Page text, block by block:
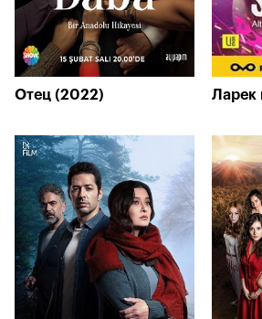
Отец (2022) Ларек